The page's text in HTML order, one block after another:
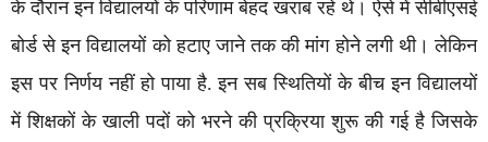
के दौरान इन विद्यालयों के परिणाम बेहद खराब रहे थे। ऐसे में सीबीएसई
बोर्ड से इन विद्यालयों को हटाए जाने तक की मांग होने लगी थी। लेकिन
इस पर निर्णय नहीं हो पाया है. इन सब स्थितियों के बीच इन विद्यालयों
में शिक्षकों के खाली पदों को भरने की प्रक्रिया शुरू की गई है जिसके